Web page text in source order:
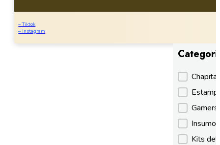
– Tiktok
– Instagram
Gamers
Kits